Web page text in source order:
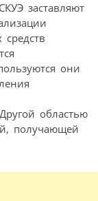
заставляют
они
областью
получающей